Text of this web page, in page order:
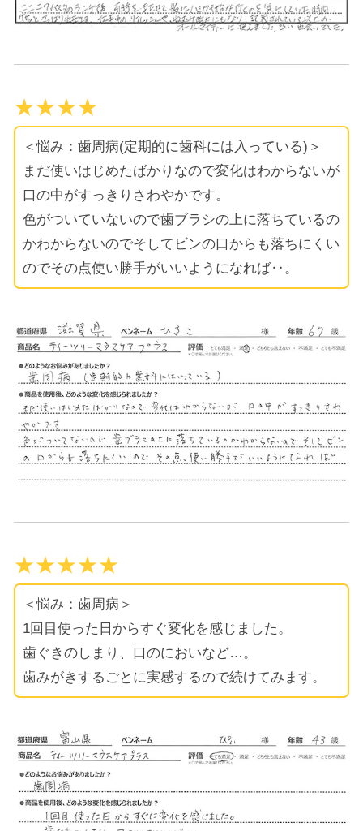
★★★★
＜悩み：歯周病(定期的に歯科には入っている)＞
まだ使いはじめたばかりなので変化はわからないが
口の中がすっきりさわやかです。
色がついていないので歯ブラシの上に落ちているの
かわからないのでそしてビンの口からも落ちにくい
のでその点使い勝手がいいようになれば‥。
★★★★★
＜悩み：歯周病＞
1回目使った日からすぐ変化を感じました。
歯ぐきのしまり、口のにおいなど…。
歯みがきするごとに実感するので続けてみます。